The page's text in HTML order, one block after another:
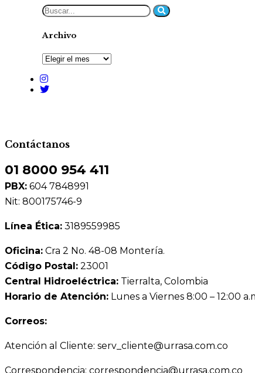
Archivo
Archivo
Contáctanos
01 8000 954 411
PBX: 604 7848991
Nit: 800175746-9
Línea Ética: 3189559985
Oficina: Cra 2 No. 48-08 Montería.
Código Postal: 23001
Central Hidroeléctrica: Tierralta, Colombia
Horario de Atención: Lunes a Viernes 8:00 – 12:00
Correos:
Atención al Cliente: serv_cliente@urrasa.com.co
Correspondencia: correspondencia@urrasa.com.co